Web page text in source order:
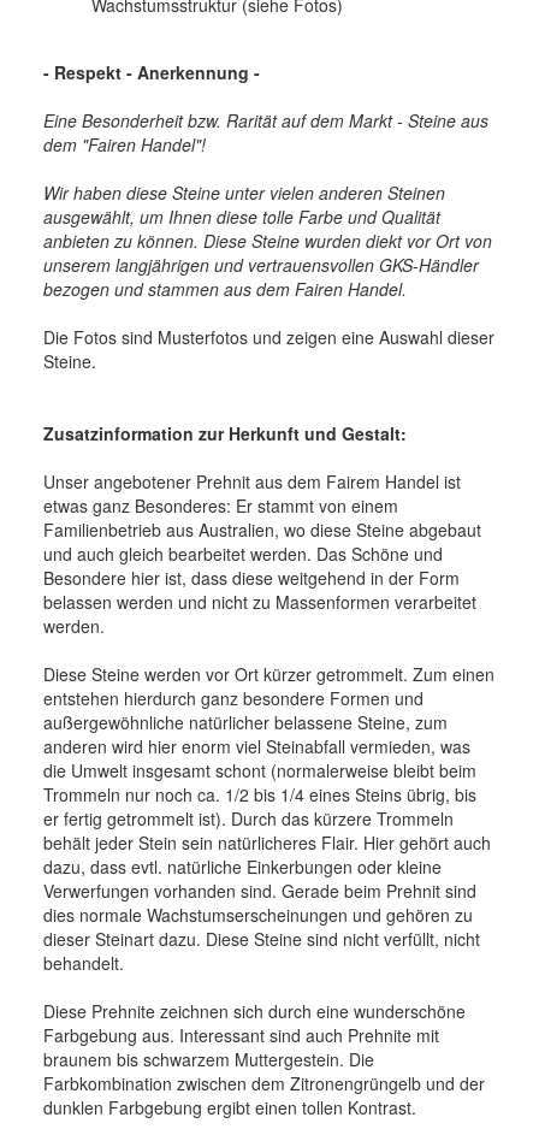
- Respekt - Anerkennung -
Eine Besonderheit bzw. Rarität auf dem Markt - Steine aus
dem "Fairen Handel"!
Wir haben diese Steine unter vielen anderen Steinen
ausgewählt, um Ihnen diese tolle Farbe und Qualität
anbieten zu können. Diese Steine wurden diekt vor Ort von
unserem langjährigen und vertrauensvollen GKS-Händler
bezogen und stammen aus dem Fairen Handel.
Die Fotos sind Musterfotos und zeigen eine Auswahl dieser
Steine.
Zusatzinformation zur Herkunft und Gestalt:
Unser angebotener Prehnit aus dem Fairem Handel ist
etwas ganz Besonderes: Er stammt von einem
Familienbetrieb aus Australien, wo diese Steine abgebaut
und auch gleich bearbeitet werden. Das Schöne und
Besondere hier ist, dass diese weitgehend in der Form
belassen werden und nicht zu Massenformen verarbeitet
werden.
Diese Steine werden vor Ort kürzer getrommelt. Zum einen
entstehen hierdurch ganz besondere Formen und
außergewöhnliche natürlicher belassene Steine, zum
anderen wird hier enorm viel Steinabfall vermieden, was
die Umwelt insgesamt schont (normalerweise bleibt beim
Trommeln nur noch ca. 1/2 bis 1/4 eines Steins übrig, bis
er fertig getrommelt ist). Durch das kürzere Trommeln
behält jeder Stein sein natürlicheres Flair. Hier gehört auch
dazu, dass evtl. natürliche Einkerbungen oder kleine
Verwerfungen vorhanden sind. Gerade beim Prehnit sind
dies normale Wachstumserscheinungen und gehören zu
dieser Steinart dazu. Diese Steine sind nicht verfüllt, nicht
behandelt.
Diese Prehnite zeichnen sich durch eine wunderschöne
Farbgebung aus. Interessant sind auch Prehnite mit
braunem bis schwarzem Muttergestein. Die
Farbkombination zwischen dem Zitronengrüngelb und der
dunklen Farbgebung ergibt einen tollen Kontrast.